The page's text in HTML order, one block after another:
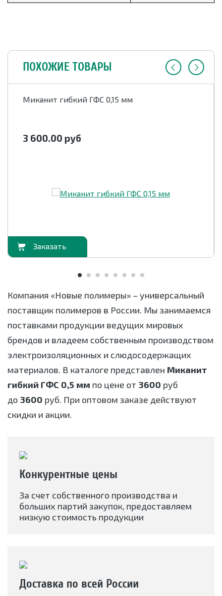
ПОХОЖИЕ ТОВАРЫ
Миканит гибкий ГФС 0,15 мм
3 600.00 руб
Компания «Новые полимеры» – универсальный
поставщик полимеров в России. Мы занимаемся
поставками продукции ведущих мировых
брендов и владеем собственным производством
электроизоляционных и слюдосодержащих
материалов. В каталоге представлен Миканит
гибкий ГФС 0,5 мм по цене от 3600 руб
до 3600 руб. При оптовом заказе действуют
скидки и акции.
Конкурентные цены
За счет собственного производства и
больших партий закупок, предоставляем
низкую стоимость продукции
Доставка по всей России